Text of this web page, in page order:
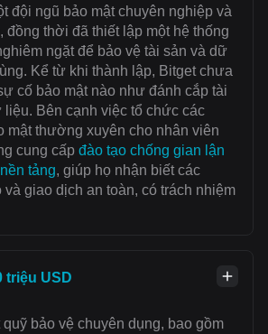
đội ngũ bảo mật chuyên nghiệp và
đồng thời đã thiết lập một hệ thống
ngặt để bảo vệ tài sản và dữ
Kể từ khi thành lập, Bitget chưa
cố bảo mật nào như đánh cắp tài
liệu. Bên cạnh việc tổ chức các
mật thường xuyên cho nhân viên
cung cấp đào tạo chống gian lận
tảng, giúp họ nhận biết các
giao dịch an toàn, có trách nhiệm
triệu USD
quỹ bảo vệ chuyên dụng, bao gồm